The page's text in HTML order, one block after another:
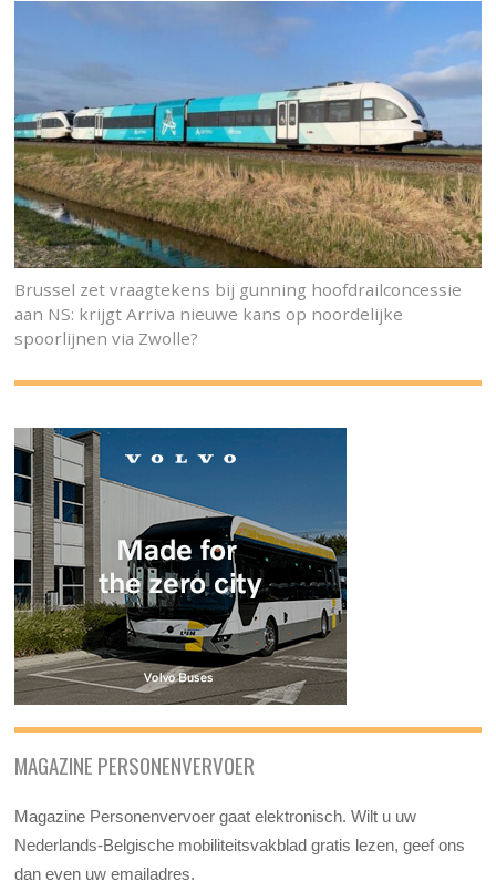
Brussel zet vraagtekens bij gunning hoofdrailconcessie
aan NS: krijgt Arriva nieuwe kans op noordelijke
spoorlijnen via Zwolle?
MAGAZINE PERSONENVERVOER
Magazine Personenvervoer gaat elektronisch. Wilt u uw
Nederlands-Belgische mobiliteitsvakblad gratis lezen, geef ons
dan even uw emailadres.